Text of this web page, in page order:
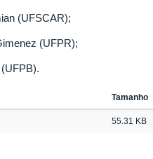
(UFSCAR);
(UFPR);
Tamanho
55.31 KB